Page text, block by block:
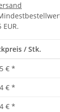
/ Stk.
€ *
€ *
€ *